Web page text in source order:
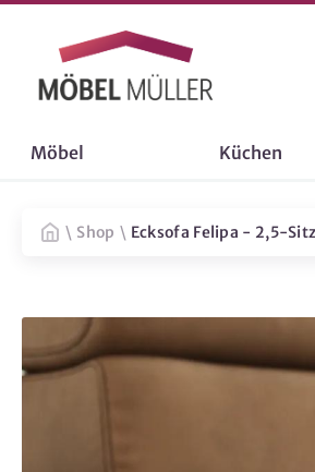
Möbel Küchen
\ Shop \ Ecksofa Felipa - 2,5-